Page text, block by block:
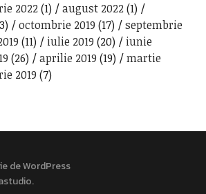
2022(1) august 2022(1)
octombrie 2019 (17)
septembrie
(11) iulie 2019 (20)
iunie
(26) aprilie 2019 (19)
martie
2019 (7)
de WordPress
.